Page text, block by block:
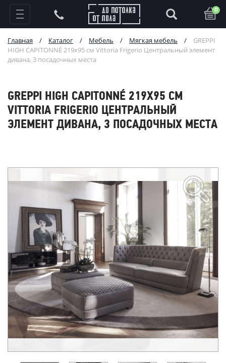
0
Главная / Каталог / Мебель / Мягкая мебель /
GREPPI
HIGH CAPITONNÉ 219х95 см Vittoria Frigerio Центральный элемент
дивана, 3 посадочных места
GREPPI HIGH CAPITONNÉ 219Х95 СМ
VITTORIA FRIGERIO ЦЕНТРАЛЬНЫЙ
ЭЛЕМЕНТ ДИВАНА, 3 ПОСАДОЧНЫХ МЕСТА